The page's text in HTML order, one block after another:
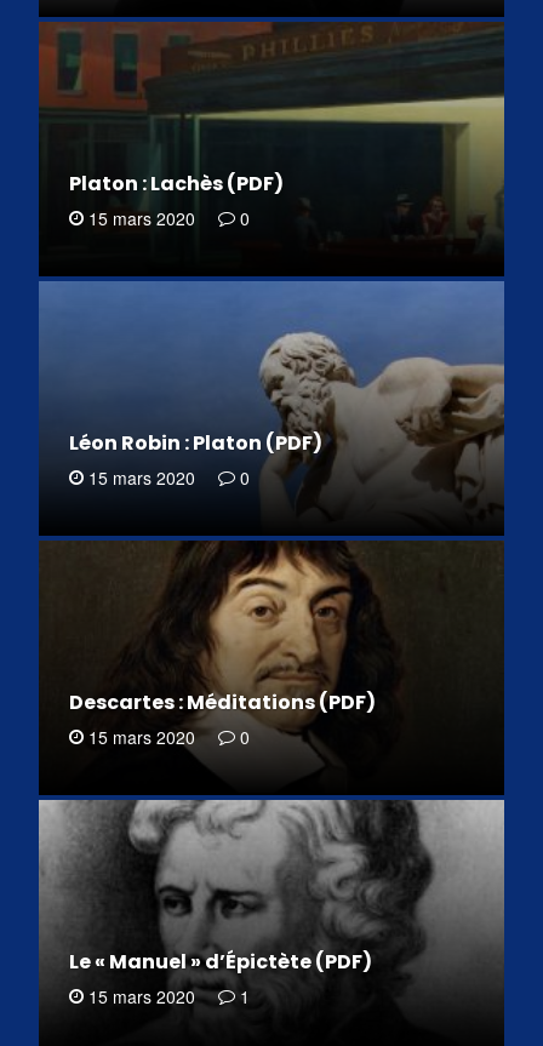
Platon : Lachès (PDF)
15 mars 2020 0
Léon Robin : Platon (PDF)
15 mars 2020 0
Descartes : Méditations (PDF)
15 mars 2020 0
Le « Manuel » d’Épictète (PDF)
15 mars 2020 1